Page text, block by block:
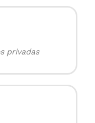
privadas